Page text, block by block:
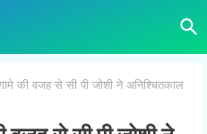
की वजह से सी पी जोशी ने अनिश्चितकाल